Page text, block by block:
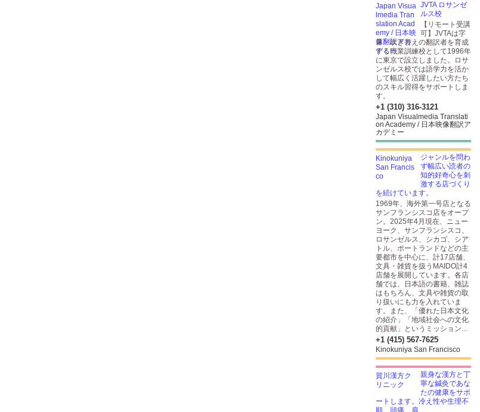
JVTA ロサンゼ
ルス校
【リモート受講
可】JVTAは字
幕・吹き替えの翻訳者を育成
する職業訓練校として1996年
に東京で設立しました。ロサ
ンゼルス校では語学力を活か
して幅広く活躍したい方たち
のスキル習得をサポートしま
す。
+1 (310) 316-3121
Japan Visualmedia Translati
on Academy / 日本映像翻訳ア
カデミー
ジャンルを問わ
ず幅広い読者の
知的好奇心を刺
激する店づくり
を続けています。
1969年、海外第一号店となる
サンフランシスコ店をオープ
ン。2025年4月現在、ニュー
ヨーク、サンフランシスコ、
ロサンゼルス、シカゴ、シア
トル、ポートランドなどの主
要都市を中心に、計17店舗、
文具・雑貨を扱うMAIDO計4
店舗を展開しています。各店
舗では、日本語の書籍、雑誌
はもちろん、文具や雑貨の取
り扱いにも力を入れていま
す。また、「優れた日本文化
の紹介」「地域社会への文化
的貢献」というミッション...
+1 (415) 567-7625
Kinokuniya San Francisco
親身な漢方と丁
寧な鍼灸であな
たの健康をサポ
ートします。冷え性や生理不
順、頭痛、肩...